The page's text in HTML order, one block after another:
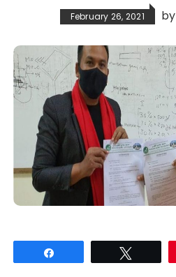
February 26, 2021 by